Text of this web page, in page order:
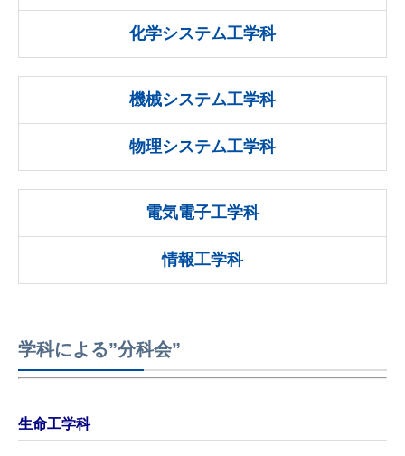
化学システム工学科
機械システム工学科
物理システム工学科
電気電子工学科
情報工学科
学科による”分科会”
生命工学科